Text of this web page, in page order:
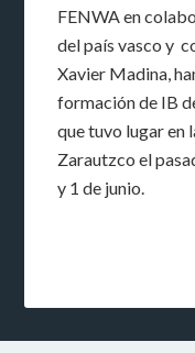
FENWA en
del país vasco y
Xavier Madina,
formación de IB
que tuvo lugar en
Zarautzco el
y 1 de junio.